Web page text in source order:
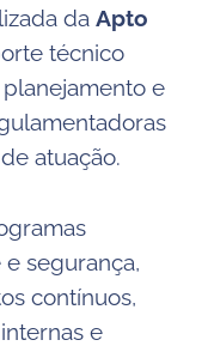
da Apto
técnico
e
atuação.
segurança,
contínuos,
e